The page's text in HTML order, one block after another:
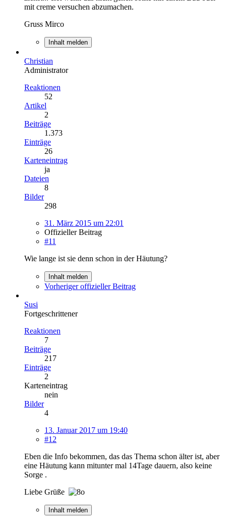
mit creme versuchen abzumachen.
Gruss Mirco
Inhalt melden
Christian
Administrator
Reaktionen
52
Artikel
2
Beiträge
1.373
Einträge
26
Karteneintrag
ja
Dateien
8
Bilder
298
31. März 2015 um 22:01
Offizieller Beitrag
#11
Wie lange ist sie denn schon in der Häutung?
Inhalt melden
Vorheriger offizieller Beitrag
Susi
Fortgeschrittener
Reaktionen
7
Beiträge
217
Einträge
2
Karteneintrag
nein
Bilder
4
13. Januar 2017 um 19:40
#12
Eben die Info bekommen, das das Thema schon älter ist, aber
eine Häutung kann mitunter mal 14Tage dauern, also keine
Sorge .
Liebe Grüße
Inhalt melden